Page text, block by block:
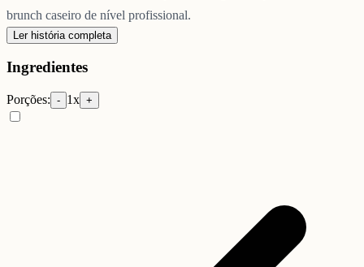
brunch caseiro de nível profissional.
Ler história completa
Ingredientes
Porções: - 1x +